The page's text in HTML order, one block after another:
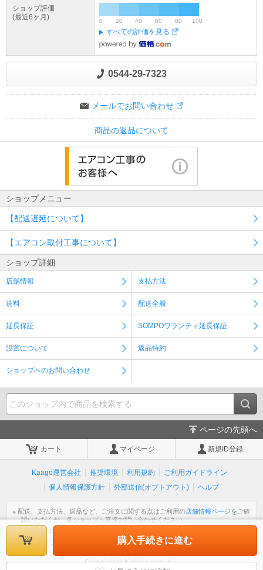
ショップ評価
(最近6ヶ月)
0 20 40 60 80 100
すべての評価を見る
0544-29-7323
メールでお問い合わせ
商品の返品について
ショップメニュー
【配送遅延について】
【エアコン取付工事について】
ショップ詳細
店舗情報 支払方法
送料 配送全般
延長保証 SOMPOワランティ延長保証
設置について 返品特約
ショップへのお問い合わせ
購入手続きに進む
ページの先頭へ
カート マイページ 新規ID登録
Kaago運営会社 推奨環境 利用規約
ご利用ガイドライン
個人情報保護方針
外部送信(オプトアウト) ヘルプ
※ 配送、支払方法、返品など、ご注文に関する点はご利用の店舗情報ページをご確
認いただくか、各ショップへ直接お問い合わせください。
※ 個人情報の取扱いについては
※ 不明な点がございましたら
をご覧ください。
Copyright © Kakaku.com, Inc.